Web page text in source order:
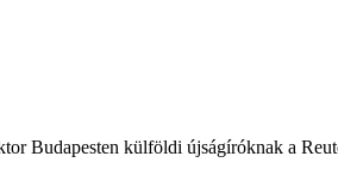
Budapesten külföldi újságíróknak a